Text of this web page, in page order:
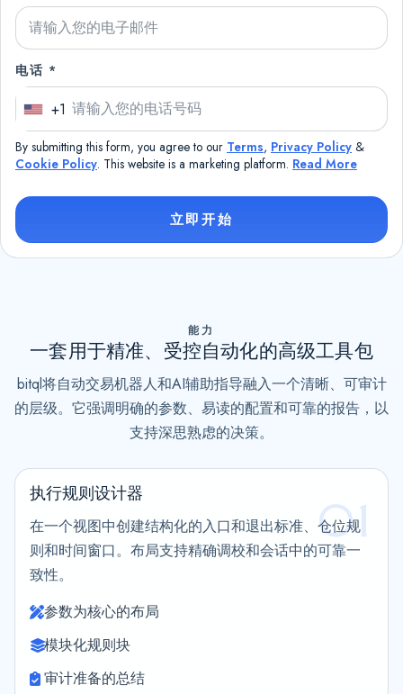
电话 *
U
n
i
S
s
+
+1
By submitting this form, you agree to our Terms, Privacy Policy &
Cookie Policy. This website is a marketing platform. Read More
立即开始
能力
一套用于精准、受控自动化的高级工具包
bitql将自动交易机器人和AI辅助指导融入一个清晰、可审计
的层级。它强调明确的参数、易读的配置和可靠的报告，以
支持深思熟虑的决策。
01
执行规则设计器
在一个视图中创建结构化的入口和退出标准、仓位规
则和时间窗口。布局支持精确调校和会话中的可靠一
致性。
参数为核心的布局
模块化规则块
审计准备的总结